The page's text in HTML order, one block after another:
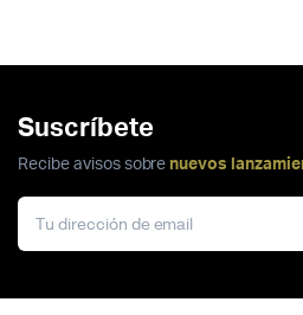
Suscríbete
Recibe avisos sobre nuevos